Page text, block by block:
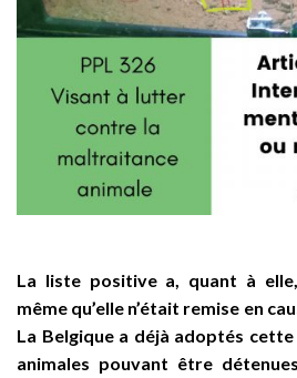
La liste positive a, quant à
même qu’elle n’était remise en
La Belgique a déjà adoptés
animales pouvant être